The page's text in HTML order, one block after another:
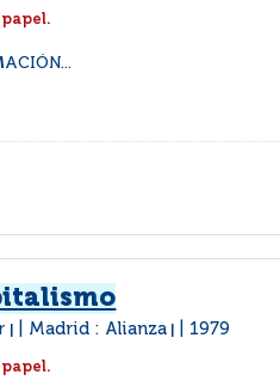
Madrid : Alianza 1979